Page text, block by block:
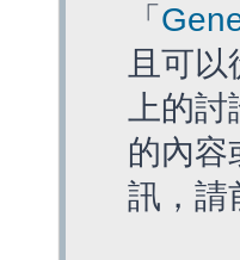
「
且可以
上的
的內容
訊，請